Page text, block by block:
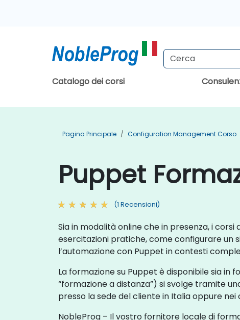
Catalogo dei corsi
Pagina Principale Configuration Management Corso
Puppet
(1 Recensioni)
Sia in modalità online che in presenza, i
esercitazioni pratiche, come configurare un
l’automazione con Puppet in contesti
La formazione su Puppet è disponibile sia in
“formazione a distanza”) si svolge tramite
presso la sede del cliente in Italia oppure
NobleProg – Il vostro fornitore locale di